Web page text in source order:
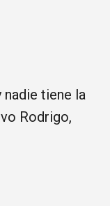
nadie tiene la
Rodrigo,